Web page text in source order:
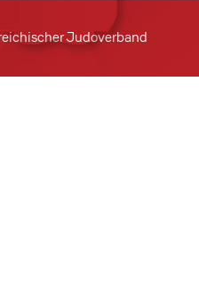
Judoverband